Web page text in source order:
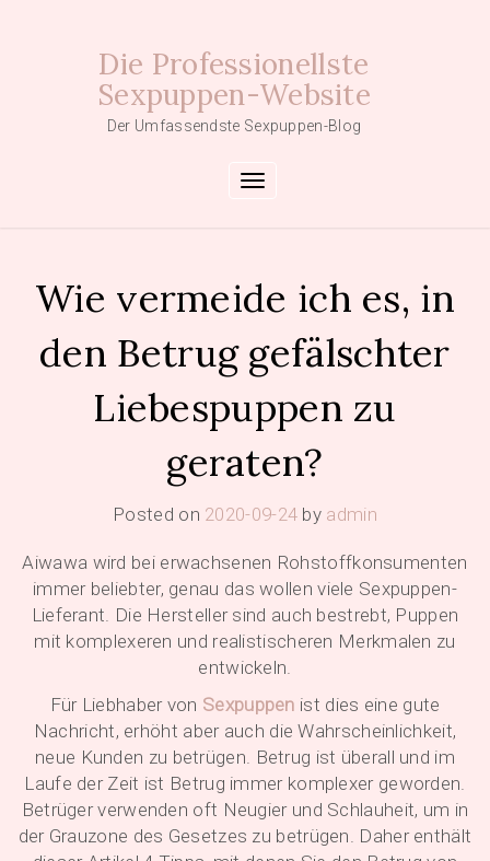
Die Professionellste
Sexpuppen-Website
Der Umfassendste Sexpuppen-Blog
Toggle navigation
Wie vermeide ich es, in
den Betrug gefälschter
Liebespuppen zu
geraten?
Posted on 2020-09-24 by admin
Aiwawa wird bei erwachsenen Rohstoffkonsumenten
immer beliebter, genau das wollen viele Sexpuppen-
Lieferant. Die Hersteller sind auch bestrebt, Puppen
mit komplexeren und realistischeren Merkmalen zu
entwickeln.
Für Liebhaber von Sexpuppen ist dies eine gute
Nachricht, erhöht aber auch die Wahrscheinlichkeit,
neue Kunden zu betrügen. Betrug ist überall und im
Laufe der Zeit ist Betrug immer komplexer geworden.
Betrüger verwenden oft Neugier und Schlauheit, um in
der Grauzone des Gesetzes zu betrügen. Daher enthält